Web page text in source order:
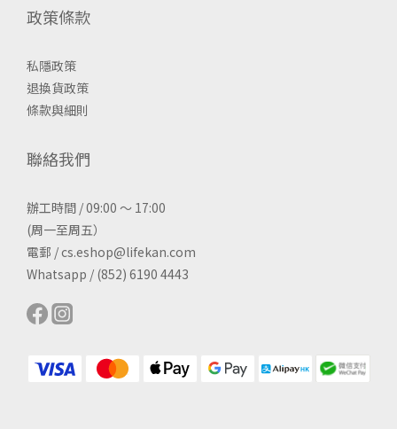
政策條款
私隱政策
退換貨政策
條款與細則
聯絡我們
辦工時間 / 09:00 ～ 17:00
(周一至周五）
電郵 / cs.eshop@lifekan.com
Whatsapp / (852) 6190 4443